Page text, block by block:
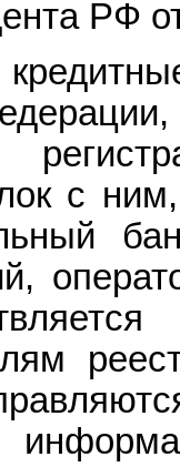
РФ
с